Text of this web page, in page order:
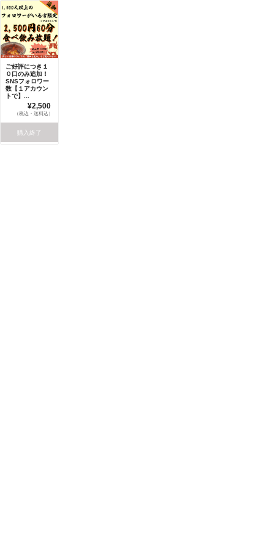
ご好評につき１
０口のみ追加！
SNSフォロワー
数【１アカウン
トで】...
¥2,500
（税込・送料込）
購入終了